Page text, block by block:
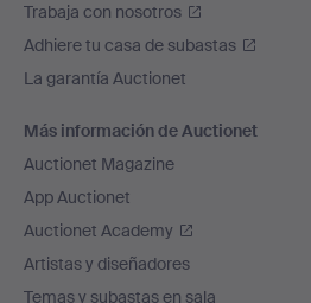
Trabaja con nosotros
Adhiere tu casa de subastas
La garantía Auctionet
Más información de Auctionet
Auctionet Magazine
App Auctionet
Auctionet Academy
Artistas y diseñadores
Temas y subastas en sala